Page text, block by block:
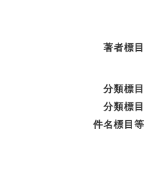
著者標目
分類標目
分類標目
件名標目等